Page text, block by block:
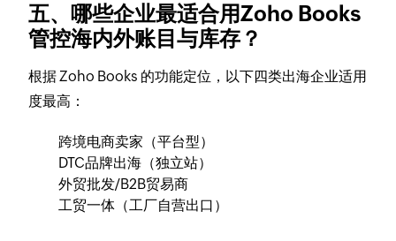
五、哪些企业最适合用Zoho Books
管控海内外账目与库存？
根据 Zoho Books 的功能定位，以下四类出海企业适用
度最高：
跨境电商卖家（平台型）
DTC品牌出海（独立站）
外贸批发/B2B贸易商
工贸一体（工厂自营出口）